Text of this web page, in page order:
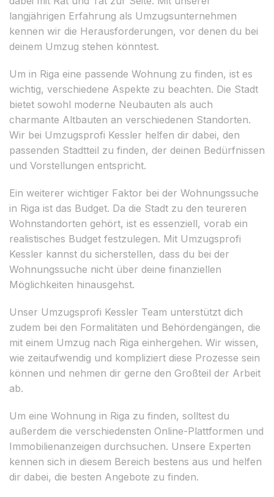
langjährigen Erfahrung als Umzugsunternehmen
kennen wir die Herausforderungen, vor denen du bei
deinem Umzug stehen könntest.
Um in Riga eine passende Wohnung zu finden, ist es
wichtig, verschiedene Aspekte zu beachten. Die Stadt
bietet sowohl moderne Neubauten als auch
charmante Altbauten an verschiedenen Standorten.
Wir bei Umzugsprofi Kessler helfen dir dabei, den
passenden Stadtteil zu finden, der deinen Bedürfnissen
und Vorstellungen entspricht.
Ein weiterer wichtiger Faktor bei der Wohnungssuche
in Riga ist das Budget. Da die Stadt zu den teureren
Wohnstandorten gehört, ist es essenziell, vorab ein
realistisches Budget festzulegen. Mit Umzugsprofi
Kessler kannst du sicherstellen, dass du bei der
Wohnungssuche nicht über deine finanziellen
Möglichkeiten hinausgehst.
Unser Umzugsprofi Kessler Team unterstützt dich
zudem bei den Formalitäten und Behördengängen, die
mit einem Umzug nach Riga einhergehen. Wir wissen,
wie zeitaufwendig und kompliziert diese Prozesse sein
können und nehmen dir gerne den Großteil der Arbeit
ab.
Um eine Wohnung in Riga zu finden, solltest du
außerdem die verschiedensten Online-Plattformen und
Immobilienanzeigen durchsuchen. Unsere Experten
kennen sich in diesem Bereich bestens aus und helfen
dir dabei, die besten Angebote zu finden.